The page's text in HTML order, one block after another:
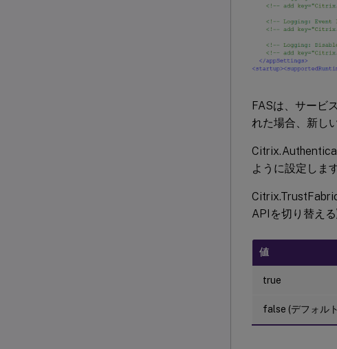
FASは、サービ
れた場合、新し
ように設定します
APIを切り替える
値
true
false (デフォル